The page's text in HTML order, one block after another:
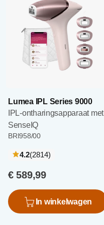
Lumea IPL Series 9000
IPL-ontharingsapparaat met
SenseIQ
BRI958/00
4.2(2814recensies
)
€ 589,99
In winkelwagen